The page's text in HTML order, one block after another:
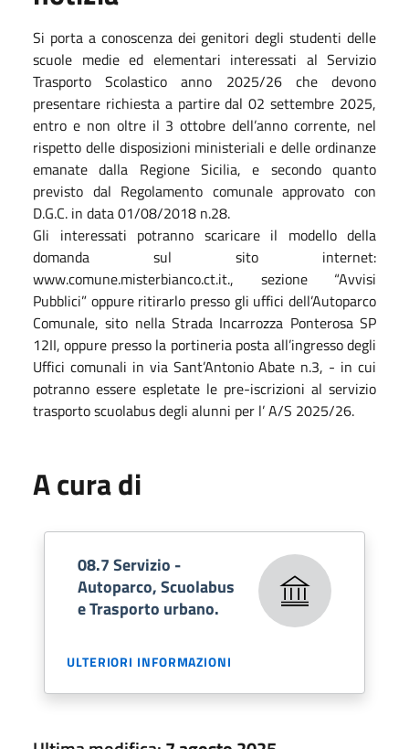
Si porta a conoscenza dei genitori degli studenti delle
scuole medie ed elementari interessati al Servizio
Trasporto Scolastico anno 2025/26 che devono
presentare richiesta a partire dal 02 settembre 2025,
entro e non oltre il 3 ottobre dell’anno corrente, nel
rispetto delle disposizioni ministeriali e delle ordinanze
emanate dalla Regione Sicilia, e secondo quanto
previsto dal Regolamento comunale approvato con
D.G.C. in data 01/08/2018 n.28.
Gli interessati potranno scaricare il modello della
domanda sul sito internet:
www.comune.misterbianco.ct.it., sezione “Avvisi
Pubblici” oppure ritirarlo presso gli uffici dell’Autoparco
Comunale, sito nella Strada Incarrozza Ponterosa SP
12II, oppure presso la portineria posta all’ingresso degli
Uffici comunali in via Sant’Antonio Abate n.3, - in cui
potranno essere espletate le pre-iscrizioni al servizio
trasporto scuolabus degli alunni per l’ A/S 2025/26.
A cura di
08.7 Servizio -
Autoparco, Scuolabus
e Trasporto urbano.
ULTERIORI INFORMAZIONI